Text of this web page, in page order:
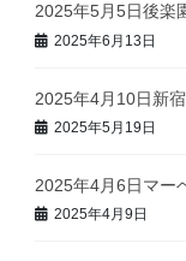
2025年5月5日後楽
2025年6月13日
2025年4月10日新
2025年5月19日
2025年4月6日マー
2025年4月9日